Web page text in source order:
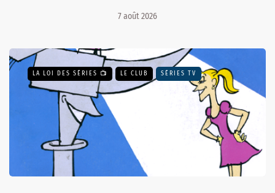
7 août 2026
LA LOI DES SÉRIES 📺 LE CLUB SÉRIES TV